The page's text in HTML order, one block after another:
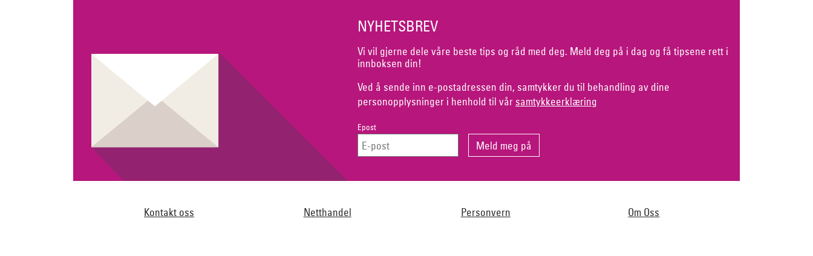
NYHETSBREV
Vi vil gjerne dele våre beste tips og råd med deg. Meld deg på i dag og få tipsene rett i
innboksen din!
Ved å sende inn e-postadressen din, samtykker du til behandling av dine
personopplysninger i henhold til vår samtykkeerklæring
Epost
Kontakt oss Netthandel Personvern Om Oss